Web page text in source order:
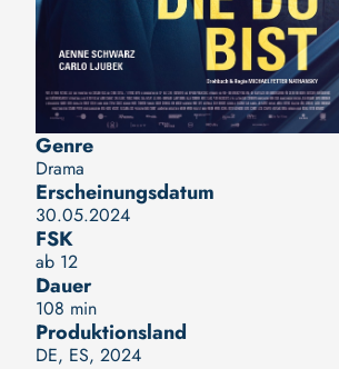
Genre
Drama
Erscheinungsdatum
30.05.2024
FSK
ab 12
Dauer
108 min
Produktionsland
DE, ES, 2024